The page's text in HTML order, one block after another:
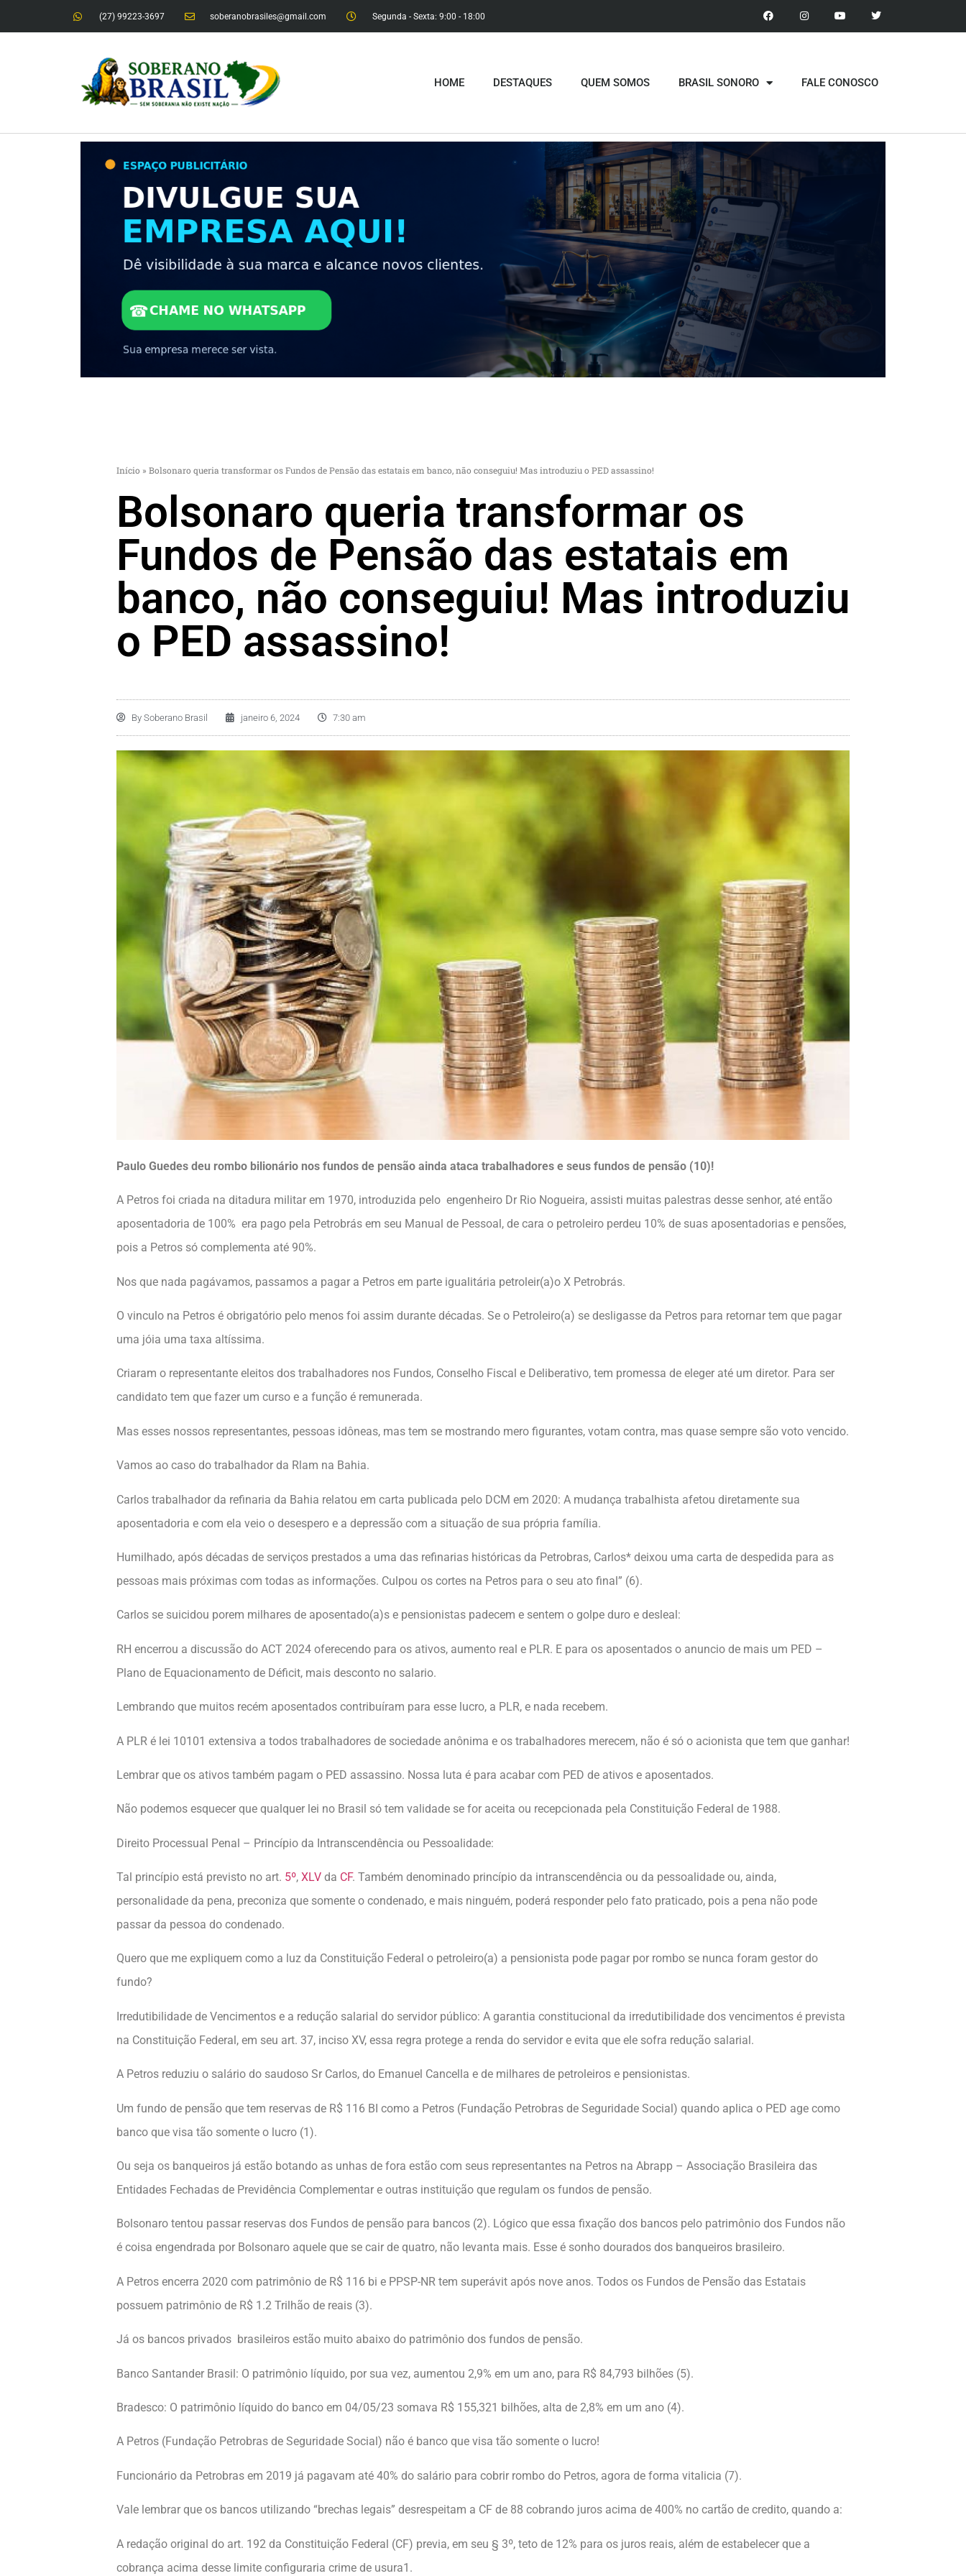
(27) 99223-3697 soberanobrasiles@gmail.com Segunda - Sexta: 9:00 - 18:00​
HOME DESTAQUES QUEM SOMOS BRASIL SONORO FALE CONOSCO
Início » Bolsonaro queria transformar os Fundos de Pensão das estatais em banco, não conseguiu! Mas introduziu o PED assassino!
Bolsonaro queria transformar os
Fundos de Pensão das estatais em
banco, não conseguiu! Mas introduziu
o PED assassino!
By Soberano Brasil janeiro 6, 2024 7:30 am
Paulo Guedes deu rombo bilionário nos fundos de pensão ainda ataca trabalhadores e seus fundos de pensão (10)!
A Petros foi criada na ditadura militar em 1970, introduzida pelo engenheiro Dr Rio Nogueira, assisti muitas palestras desse senhor, até então
aposentadoria de 100% era pago pela Petrobrás em seu Manual de Pessoal, de cara o petroleiro perdeu 10% de suas aposentadorias e pensões,
pois a Petros só complementa até 90%.
Nos que nada pagávamos, passamos a pagar a Petros em parte igualitária petroleir(a)o X Petrobrás.
O vinculo na Petros é obrigatório pelo menos foi assim durante décadas. Se o Petroleiro(a) se desligasse da Petros para retornar tem que pagar
uma jóia uma taxa altíssima.
Criaram o representante eleitos dos trabalhadores nos Fundos, Conselho Fiscal e Deliberativo, tem promessa de eleger até um diretor. Para ser
candidato tem que fazer um curso e a função é remunerada.
Mas esses nossos representantes, pessoas idôneas, mas tem se mostrando mero figurantes, votam contra, mas quase sempre são voto vencido.
Vamos ao caso do trabalhador da Rlam na Bahia.
Carlos trabalhador da refinaria da Bahia relatou em carta publicada pelo DCM em 2020: A mudança trabalhista afetou diretamente sua
aposentadoria e com ela veio o desespero e a depressão com a situação de sua própria família.
Humilhado, após décadas de serviços prestados a uma das refinarias históricas da Petrobras, Carlos* deixou uma carta de despedida para as
pessoas mais próximas com todas as informações. Culpou os cortes na Petros para o seu ato final” (6).
Carlos se suicidou porem milhares de aposentado(a)s e pensionistas padecem e sentem o golpe duro e desleal:
RH encerrou a discussão do ACT 2024 oferecendo para os ativos, aumento real e PLR. E para os aposentados o anuncio de mais um PED –
Plano de Equacionamento de Déficit, mais desconto no salario.
Lembrando que muitos recém aposentados contribuíram para esse lucro, a PLR, e nada recebem.
A PLR é lei 10101 extensiva a todos trabalhadores de sociedade anônima e os trabalhadores merecem, não é só o acionista que tem que ganhar!
Lembrar que os ativos também pagam o PED assassino. Nossa luta é para acabar com PED de ativos e aposentados.
Não podemos esquecer que qualquer lei no Brasil só tem validade se for aceita ou recepcionada pela Constituição Federal de 1988.
Direito Processual Penal – Princípio da Intranscendência ou Pessoalidade:
Tal princípio está previsto no art. 5º, XLV da CF. Também denominado princípio da intranscendência ou da pessoalidade ou, ainda,
personalidade da pena, preconiza que somente o condenado, e mais ninguém, poderá responder pelo fato praticado, pois a pena não pode
passar da pessoa do condenado.
Quero que me expliquem como a luz da Constituição Federal o petroleiro(a) a pensionista pode pagar por rombo se nunca foram gestor do
fundo?
Irredutibilidade de Vencimentos e a redução salarial do servidor público: A garantia constitucional da irredutibilidade dos vencimentos é prevista
na Constituição Federal, em seu art. 37, inciso XV, essa regra protege a renda do servidor e evita que ele sofra redução salarial.
A Petros reduziu o salário do saudoso Sr Carlos, do Emanuel Cancella e de milhares de petroleiros e pensionistas.
Um fundo de pensão que tem reservas de R$ 116 BI como a Petros (Fundação Petrobras de Seguridade Social) quando aplica o PED age como
banco que visa tão somente o lucro (1).
Ou seja os banqueiros já estão botando as unhas de fora estão com seus representantes na Petros na Abrapp – Associação Brasileira das
Entidades Fechadas de Previdência Complementar e outras instituição que regulam os fundos de pensão.
Bolsonaro tentou passar reservas dos Fundos de pensão para bancos (2). Lógico que essa fixação dos bancos pelo patrimônio dos Fundos não
é coisa engendrada por Bolsonaro aquele que se cair de quatro, não levanta mais. Esse é sonho dourados dos banqueiros brasileiro.
A Petros encerra 2020 com patrimônio de R$ 116 bi e PPSP-NR tem superávit após nove anos. Todos os Fundos de Pensão das Estatais
possuem patrimônio de R$ 1.2 Trilhão de reais (3).
Já os bancos privados brasileiros estão muito abaixo do patrimônio dos fundos de pensão.
Banco Santander Brasil: O patrimônio líquido, por sua vez, aumentou 2,9% em um ano, para R$ 84,793 bilhões (5).
Bradesco: O patrimônio líquido do banco em 04/05/23 somava R$ 155,321 bilhões, alta de 2,8% em um ano (4).
A Petros (Fundação Petrobras de Seguridade Social) não é banco que visa tão somente o lucro!
Funcionário da Petrobras em 2019 já pagavam até 40% do salário para cobrir rombo do Petros, agora de forma vitalicia (7).
Vale lembrar que os bancos utilizando “brechas legais” desrespeitam a CF de 88 cobrando juros acima de 400% no cartão de credito, quando a:
A redação original do art. 192 da Constituição Federal (CF) previa, em seu § 3º, teto de 12% para os juros reais, além de estabelecer que a
cobrança acima desse limite configuraria crime de usura1.